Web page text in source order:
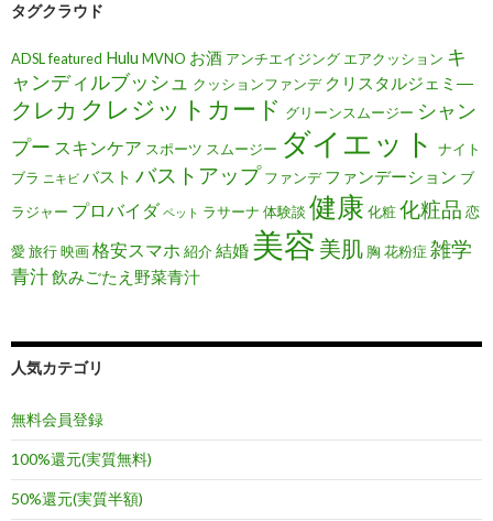
タグクラウド
ADSLfeatured Hulu MVNO お酒 アンチエイジング エアクッション キ
ャンディルブッシュ クッションファンデ クリスタルジェミ―
クレカ クレジットカード グリーンスムージー シャン
プー スキンケア スポーツ スムージー ダイエット
ナイト
ブラ ニキビ バスト バストアップ ファンデ ファンデーション ブ
ラジャー プロバイダ ペット ラサーナ 体験談 健康 化粧化粧品 恋
愛旅行映画格安スマホ 紹介結婚 美容 美肌 胸 花粉症 雑学
青汁飲みごたえ野菜青汁
人気カテゴリ
無料会員登録
100%還元(実質無料)
50%還元(実質半額)